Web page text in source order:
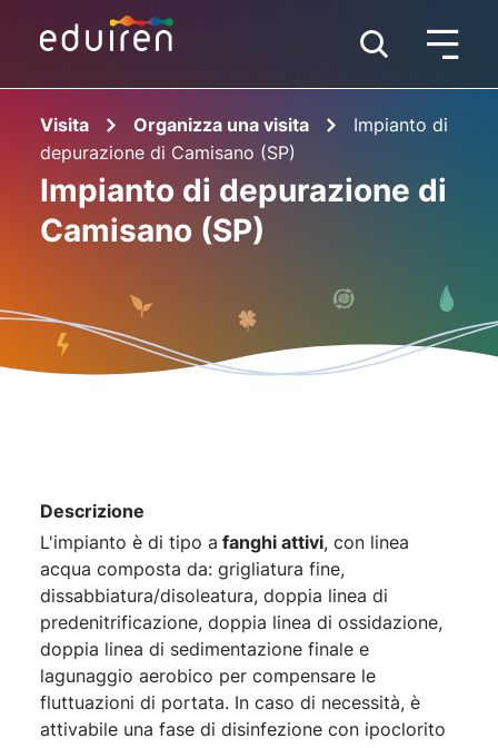
Visita Organizza una visita
Impianto di
depurazione di Camisano (SP)
Impianto di depurazione di
Camisano (SP)
Descrizione
L'impianto è di tipo a fanghi attivi, con linea
acqua composta da: grigliatura fine,
dissabbiatura/disoleatura, doppia linea di
predenitrificazione, doppia linea di ossidazione,
doppia linea di sedimentazione finale e
lagunaggio aerobico per compensare le
fluttuazioni di portata. In caso di necessità, è
attivabile una fase di disinfezione con ipoclorito